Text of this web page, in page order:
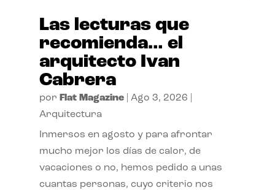
Las lecturas que
recomienda… el
arquitecto Ivan
Cabrera
por Flat Magazine| Ago 3, 2026
Arquitectura
Inmersos en agosto y para afrontar
mucho mejor los días de calor, de
vacaciones o no, hemos pedido a unas
cuantas personas, cuyo criterio nos